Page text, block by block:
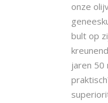
onze
bult op
jaren 50